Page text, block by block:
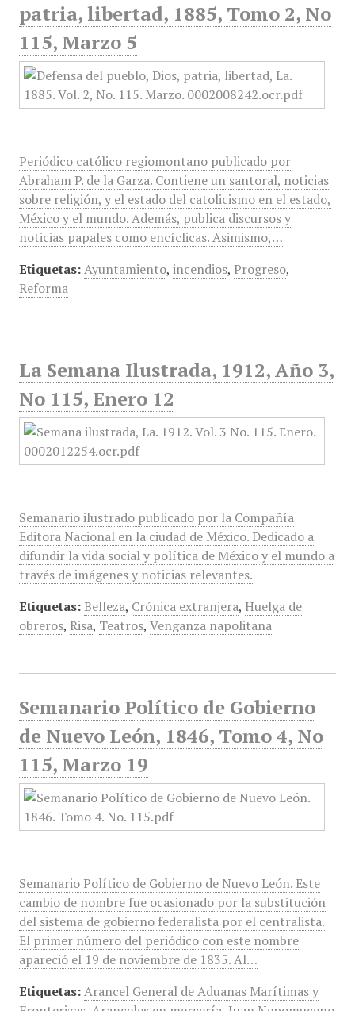
patria, libertad, 1885, Tomo 2, No
115, Marzo 5
Periódico católico regiomontano publicado por
Abraham P. de la Garza. Contiene un santoral, noticias
sobre religión, y el estado del catolicismo en el estado,
México y el mundo. Además, publica discursos y
noticias papales como encíclicas. Asimismo,…
Etiquetas: Ayuntamiento, incendios, Progreso,
Reforma
La Semana Ilustrada, 1912, Año 3,
No 115, Enero 12
Semanario ilustrado publicado por la Compañía
Editora Nacional en la ciudad de México. Dedicado a
difundir la vida social y política de México y el mundo a
través de imágenes y noticias relevantes.
Etiquetas: Belleza, Crónica extranjera, Huelga de
obreros, Risa, Teatros, Venganza napolitana
Semanario Político de Gobierno
de Nuevo León, 1846, Tomo 4, No
115, Marzo 19
Semanario Político de Gobierno de Nuevo León. Este
cambio de nombre fue ocasionado por la substitución
del sistema de gobierno federalista por el centralista.
El primer número del periódico con este nombre
apareció el 19 de noviembre de 1835. Al…
Etiquetas: Arancel General de Aduanas Marítimas y